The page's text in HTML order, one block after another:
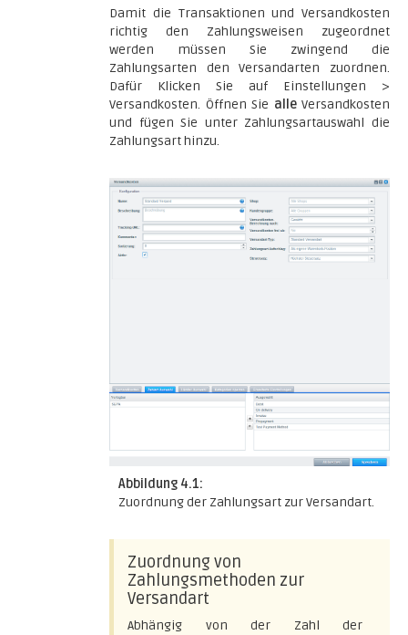
Damit die Transaktionen und Versandkosten
richtig den Zahlungsweisen zugeordnet
werden müssen Sie zwingend die
Zahlungsarten den Versandarten zuordnen.
Dafür Klicken Sie auf Einstellungen >
Versandkosten. Öffnen Sie alleVersandkosten
und fügen Sie unter Zahlungsartauswahl die
Zahlungsart hinzu.
Abbildung 4.1:
Zuordnung der Zahlungsart zur Versandart.
Zuordnung von
Zahlungsmethoden zur
Versandart
Abhängig von der Zahl der